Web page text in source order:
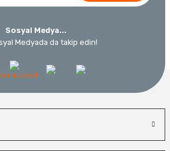
Sosyal Medya...
Medyada da takip edin!